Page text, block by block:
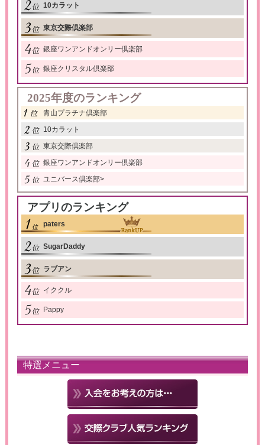
10カラット
東京交際倶楽部
銀座ワンアンドオンリー倶楽部
銀座クリスタル倶楽部
2025年度のランキング
青山プラチナ倶楽部
10カラット
東京交際倶楽部
銀座ワンアンドオンリー倶楽部
ユニバース倶楽部>
アプリのランキング
paters
SugarDaddy
ラブアン
イククル
Pappy
特選メニュー